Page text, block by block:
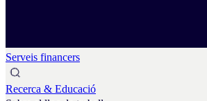
Serveis financers
Recerca & Educació